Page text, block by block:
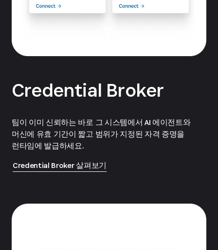
Credential Broker
팀이 이미 신뢰하는 바로 그 시스템에서 AI 에이전트와
머신에 유효 기간이 짧고 범위가 지정된 자격 증명을
런타임에 발급하세요.
Credential Broker 살펴보기